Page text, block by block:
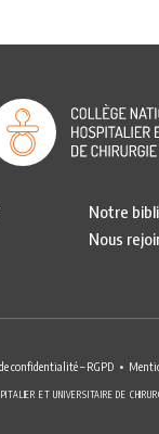
Notre
Nous
confidentialité – RGPD
ET UNIVERSITAIRE DE